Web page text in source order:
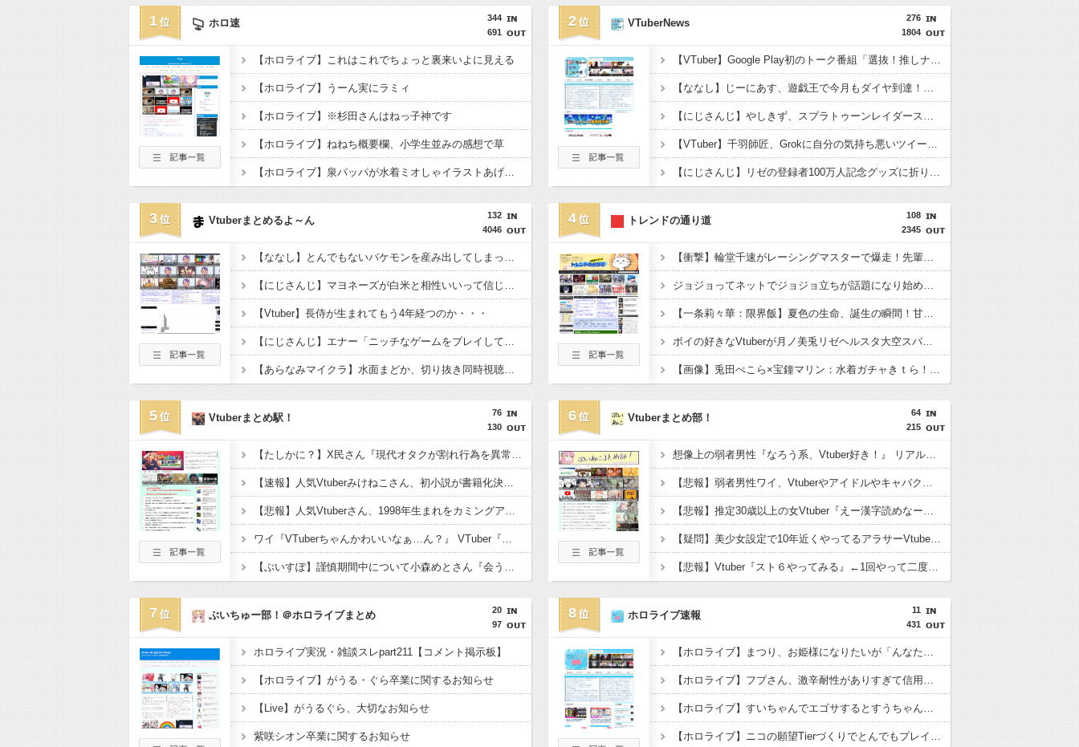
1
344
691
ホロ速
【ホロライブ】これはこれでちょっと裏来いよに見える
【ホロライブ】うーん実にラミィ
【ホロライブ】※杉田さんはねっ子神です
【ホロライブ】ねねち概要欄、小学生並みの感想で草
【ホロライブ】泉パッパが水着ミオしゃイラストあげとる
2
276
1804
VTuberNews
【VTuber】Google Play初のトーク番組「選抜！推しナイン発表会」発表へ！8名が推しキャラクターの魅力を語り合う【8/6(木)18:00】
【ななし】じーにあす、遊戯王で今月もダイヤ到達！『先生もう笑うしかなくなっとりますやん』『とんでもないバケモンを産み出してしまった』
【にじさんじ】やしきず、スプラトゥーンレイダース本編そっちのけで極悪ミニゲームを極めようとする
【VTuber】千羽師匠、Grokに自分の気持ち悪いツイート聞くやつやってるのかなって思ったら相手鴨神やんけ
【にじさんじ】リゼの登録者100万人記念グッズに折りたたみ傘『傘で草』『晴れてても雨降りそう』
3
132
4046
Vtuberまとめるよ～ん
【ななし】とんでもないバケモンを産み出してしまったようやね…
【にじさんじ】マヨネーズが白米と相性いいって信じ難いんだがマジ？
【Vtuber】長侍が生まれてもう4年経つのか・・・
【にじさんじ】エナー「ニッチなゲームをプレイして配信したい……」
【あらなみマイクラ】水面まどか、切り抜き同時視聴！マネージャーがこれ同時視聴しましょう！ってやってんの草
4
108
2345
トレンドの通り道
【衝撃】輪堂千速がレーシングマスターで爆走！先輩たちと挑む最高に熱いレースの全貌とは？ 「夏色まつり 姫森ルーナ 雪花ラミィ 」
ジョジョってネットでジョジョ立ちが話題になり始めた2000年代初頭くらいから急にすげえ人気作品扱いになったよな
【一条莉々華：限界飯】夏色の生命、誕生の瞬間！甘々なホットケーキ
ボイの好きなVtuberが月ノ美兎リゼヘルスタ大空スバルなんだけどどんなイメージ？
【画像】兎田ぺこら×宝鐘マリン：水着ガチャきｔら！水着コンプリートできるのはぺこマリどっちだ！ぺこ！
5
76
130
Vtuberまとめ駅！
【たしかに？】X民さん『現代オタクが割れ行為を異常に叩く理由、ソシャゲとVTuberしか追ってない"一般人"だからです』
【速報】人気Vtuberみけねこさん、初小説が書籍化決定してしまうwwwww←み！さんなんでもやるなあ
【悲報】人気Vtuberさん、1998年生まれをカミングアウトwwwww
ワイ『VTuberちゃんかわいいなぁ…ん？』 VTuber『（2000年代のアニメやバラエティを語り出す）』
【ぶいすぽ】謹慎期間中について小森めとさん『会うこともないし話すこともない』
6
64
215
Vtuberまとめ部！
想像上の弱者男性『なろう系、Vtuber好き！』 リアル弱者男性『哲学、古典文学、世界史。(ﾒｶﾞﾈｸｲ)』
【悲報】弱者男性ワイ、Vtuberやアイドルやキャバクラに金を使いまくる奴が理解できない…
【悲報】推定30歳以上の女Vtuber『えー漢字読めなーいわかんなーい』 キッズリスナー『！？』
【疑問】美少女設定で10年近くやってるアラサーVtuberとか痛いとしか思えないんだが興奮するもんなの？
【悲報】Vtuber『スト６やってみる』←1回やって二度とやらないパターン多すぎだろｗｗｗｗ
7
20
97
ぶいちゅー部！＠ホロライブまとめ
ホロライブ実況・雑談スレpart211【コメント掲示板】
【ホロライブ】がうる・ぐら卒業に関するお知らせ
【Live】がうるぐら、大切なお知らせ
紫咲シオン卒業に関するお知らせ
8
11
431
ホロライブ速報
【ホロライブ】まつり、お姫様になりたいが「んなたんには勝てねえなと思ってw」
【ホロライブ】フブさん、激辛耐性がありすぎて信用が全く無く妖怪扱いさらてしまうｗ
【ホロライブ】すいちゃんでエゴサするとすうちゃんも一緒に出てくるのでなんの配信をしているか詳しいすいちゃん
【ホロライブ】ニコの願望Tierづくりでとんでもプレイに付き合わされるおかゆんw